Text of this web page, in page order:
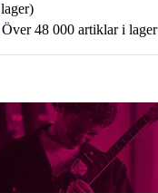
lager)
Över 48 000 artiklar i lager